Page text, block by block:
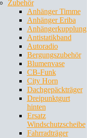
Zubehör
Anhänger Timme
Anhänger Eriba
Anhängerkupplung
Antistatikband
Autoradio
Bergungszubehör
Blumenvase
CB-Funk
City Horn
Dachgepäckträger
Dreipunktgurt
hinten
Ersatz
Windschutzscheibe
Fahrradträger